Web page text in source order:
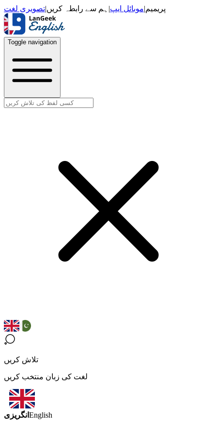
پریمیم|موبائل ایپ| ہم سے رابطہ کریں|تصویری لغت
Toggle navigation
تلاش کریں
لغت کی زبان منتخب کریں
انگریزی English